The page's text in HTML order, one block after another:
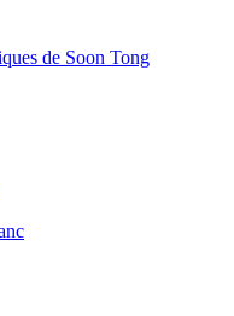
de Soon Tong